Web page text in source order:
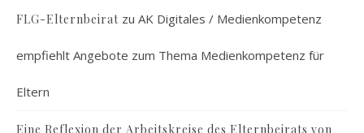
FLG-Elternbeirat zu AK Digitales / Medienkompetenz
empfiehlt Angebote zum Thema Medienkompetenz für
Eltern
Eine Reflexion der Arbeitskreise des Elternbeirats von